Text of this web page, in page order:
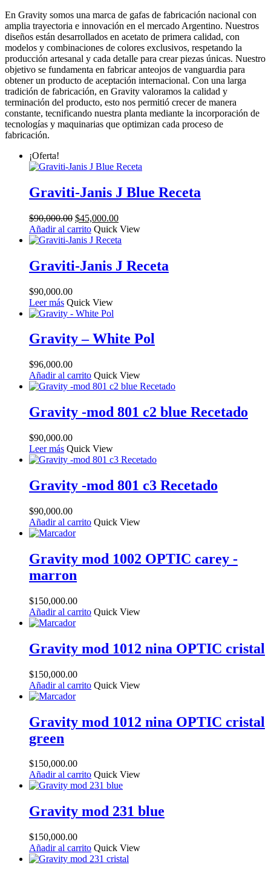
En Gravity somos una marca de gafas de fabricación nacional con
amplia trayectoria e innovación en el mercado Argentino. Nuestros
diseños están desarrollados en acetato de primera calidad, con
modelos y combinaciones de colores exclusivos, respetando la
producción artesanal y cada detalle para crear piezas únicas. Nuestro
objetivo se fundamenta en fabricar anteojos de vanguardia para
obtener un producto de aceptación internacional. Con una larga
tradición de fabricación, en Gravity valoramos la calidad y
terminación del producto, esto nos permitió crecer de manera
constante, tecnificando nuestra planta mediante la incorporación de
tecnologías y maquinarias que optimizan cada proceso de
fabricación.
¡Oferta!
Graviti-Janis J Blue Receta
$90,000.00 El
precio
original
$90,000.00.
$45,000.00El
precio
actual
$45,000.00.
Añadir al carrito Quick View
Graviti-Janis J Receta
$90,000.00
Leer más Quick View
Gravity – White Pol
$96,000.00
Añadir al carrito Quick View
Gravity -mod 801 c2 blue Recetado
$90,000.00
Leer más Quick View
Gravity -mod 801 c3 Recetado
$90,000.00
Añadir al carrito Quick View
Gravity mod 1002 OPTIC carey -
marron
$150,000.00
Añadir al carrito Quick View
Gravity mod 1012 nina OPTIC cristal
$150,000.00
Añadir al carrito Quick View
Gravity mod 1012 nina OPTIC cristal
green
$150,000.00
Añadir al carrito Quick View
Gravity mod 231 blue
$150,000.00
Añadir al carrito Quick View